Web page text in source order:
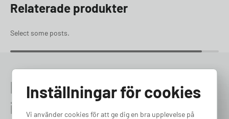
Relaterade produkter
Select some posts.
Prata med en expert redan
idag
Inställningar för cookies
Vi använder cookies för att ge dig en bra upplevelse på